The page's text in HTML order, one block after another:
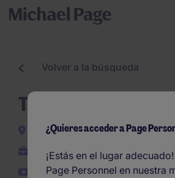
Volver a la búsqueda
Técnico/a de
Valencia
Permanente
EUR27.000 -
¿Quieres acceder a Page
¡Estás en el lugar
Page Personnel en nuestra